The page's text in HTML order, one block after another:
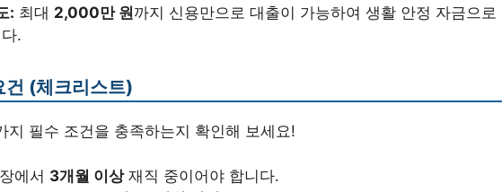
: 최대 2,000만 원까지 신용만으로 대출이 가능하여 생활 안정 자금으로
.
건 (체크리스트)
지 필수 조건을 충족하는지 확인해 보세요!
에서 3개월 이상재직 중이어야 합니다.